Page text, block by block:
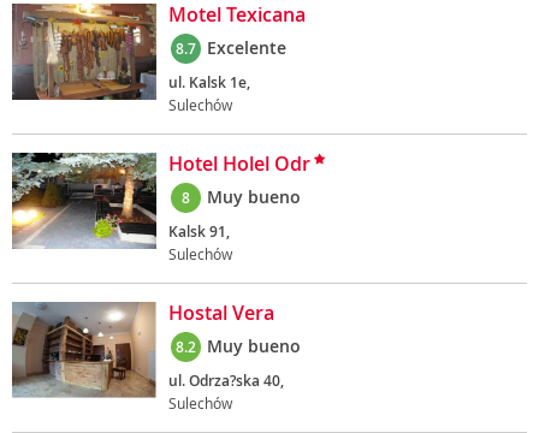
Motel Texicana
8.7 Excelente
ul. Kalsk 1e,
Sulechów
Hotel Holel Odr
8 Muy bueno
Kalsk 91,
Sulechów
Hostal Vera
8.2 Muy bueno
ul. Odrza?ska 40,
Sulechów